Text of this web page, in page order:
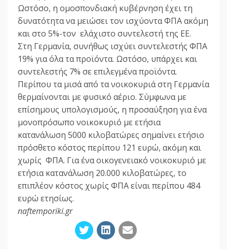
Ωστόσο, η ομοσπονδιακή κυβέρνηση έχει τη
δυνατότητα να μειώσει τον ισχύοντα ΦΠΑ ακόμη
και στο 5%-τον ελάχιστο συντελεστή της ΕΕ.
Στη Γερμανία, συνήθως ισχύει συντελεστής ΦΠΑ
19% για όλα τα προϊόντα. Ωστόσο, υπάρχει και
συντελεστής 7% σε επιλεγμένα προϊόντα.
Περίπου τα μισά από τα νοικοκυριά στη Γερμανία
θερμαίνονται με φυσικό αέριο. Σύμφωνα με
επίσημους υπολογισμούς, η προσαύξηση για ένα
μονοπρόσωπο νοικοκυριό με ετήσια
κατανάλωση 5000 κιλοβατώρες σημαίνει ετήσιο
πρόσθετο κόστος περίπου 121 ευρώ, ακόμη και
χωρίς ΦΠΑ. Για ένα οικογενειακό νοικοκυριό με
ετήσια κατανάλωση 20.000 κιλοβατώρες, το
επιπλέον κόστος χωρίς ΦΠΑ είναι περίπου 484
ευρώ ετησίως.
naftemporiki.gr